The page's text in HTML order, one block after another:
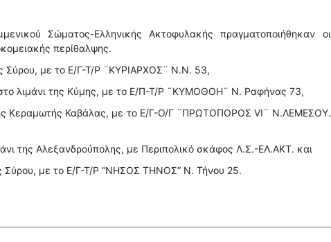
Σώματος-Ελληνικής Ακτοφυλακής πραγματοποιήθηκαν οι
περίθαλψης.
Σύρου, με το Ε/Γ-Τ/Ρ ¨ΚΥΡΙΑΡΧΟΣ¨ N.N. 53,
λιμάνι της Κύμης, με το Ε/Π-Τ/Ρ ¨ΚΥΜΟΘΟΗ¨ N. Ραφήνας 73,
Κεραμωτής Καβάλας, με το Ε/Γ-Ο/Γ ¨ΠΡΩΤΟΠΟΡΟΣ VI¨ N.ΛΕΜΕΣΟΥ.
της Αλεξανδρούπολης, με Περιπολικό σκάφος Λ.Σ.-ΕΛ.ΑΚΤ. και
Σύρου, με το Ε/Γ-Τ/Ρ “ΝΗΣΟΣ ΤΗΝΟΣ” Ν. Τήνου 25.